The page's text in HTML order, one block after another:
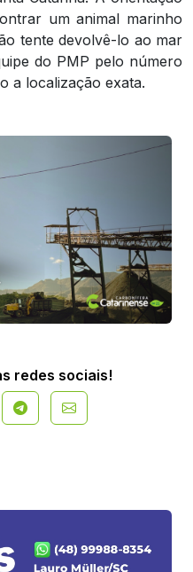
um animal marinho
tente devolvê-lo ao mar
do PMP pelo número
a localização exata.
redes sociais!